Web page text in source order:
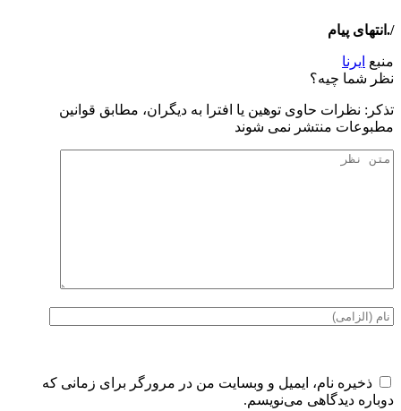
/.انتهای پیام
منبع ایرنا
نظر شما چیه؟
تذكر: نظرات حاوی توهين يا افترا به ديگران، مطابق قوانين
مطبوعات منتشر نمی شوند
ذخیره نام، ایمیل و وبسایت من در مرورگر برای زمانی که
دوباره دیدگاهی می‌نویسم.